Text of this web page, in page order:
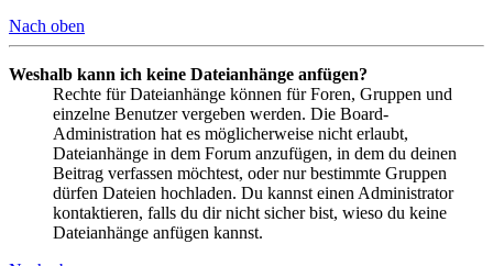
Nach oben
Weshalb kann ich keine Dateianhänge anfügen?
Rechte für Dateianhänge können für Foren, Gruppen und
einzelne Benutzer vergeben werden. Die Board-
Administration hat es möglicherweise nicht erlaubt,
Dateianhänge in dem Forum anzufügen, in dem du deinen
Beitrag verfassen möchtest, oder nur bestimmte Gruppen
dürfen Dateien hochladen. Du kannst einen Administrator
kontaktieren, falls du dir nicht sicher bist, wieso du keine
Dateianhänge anfügen kannst.